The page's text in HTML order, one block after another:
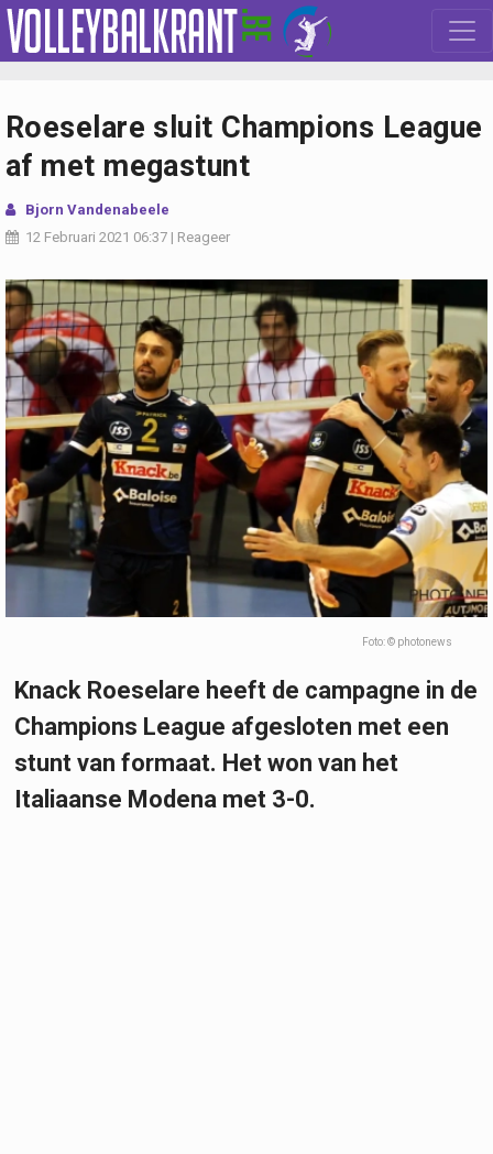
Roeselare sluit Champions League
af met megastunt
Bjorn Vandenabeele
12 Februari 2021 06:37 | Reageer
Foto: © photonews
Knack Roeselare heeft de campagne in de
Champions League afgesloten met een
stunt van formaat. Het won van het
Italiaanse Modena met 3-0.